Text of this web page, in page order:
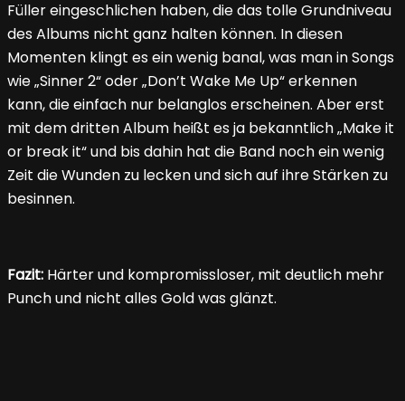
Füller eingeschlichen haben, die das tolle Grundniveau
des Albums nicht ganz halten können. In diesen
Momenten klingt es ein wenig banal, was man in Songs
wie „Sinner 2“ oder „Don’t Wake Me Up“ erkennen
kann, die einfach nur belanglos erscheinen. Aber erst
mit dem dritten Album heißt es ja bekanntlich „Make it
or break it“ und bis dahin hat die Band noch ein wenig
Zeit die Wunden zu lecken und sich auf ihre Stärken zu
besinnen.
Fazit: Härter und kompromissloser, mit deutlich mehr
Punch und nicht alles Gold was glänzt.